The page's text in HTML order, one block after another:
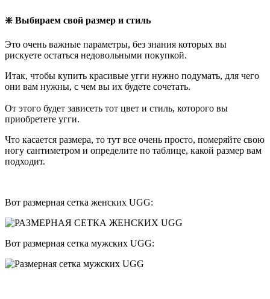
❇️ Выбираем свой размер и стиль
Это очень важные параметры, без знания которых вы
рискуете остаться недовольными покупкой.
Итак, чтобы купить красивые угги нужно подумать, для чего
они вам нужны, с чем вы их будете сочетать.
От этого будет зависеть тот цвет и стиль, которого вы
приобретете угги.
Что касается размера, то тут все очень просто, померяйте свою
ногу сантиметром и определите по таблице, какой размер вам
подходит.
Вот размерная сетка женских UGG:
Вот размерная сетка мужских UGG: